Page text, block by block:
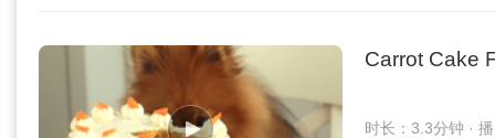
Carrot Cake
时长：3.3分钟 ·